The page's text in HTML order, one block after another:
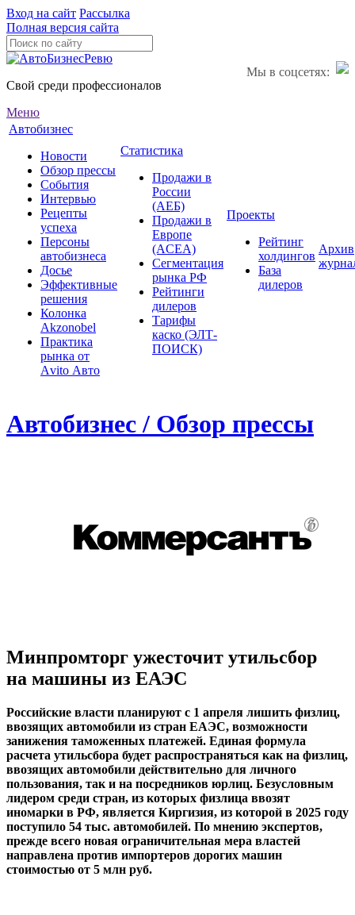
Вход на сайт Рассылка
Полная версия сайта
Мы в соцсетях:
Свой среди профессионалов
Меню
Автобизнес
Новости
Обзор прессы
События
Интервью
Рецепты
успеха
Персоны
автобизнеса
Досье
Эффективные
решения
Колонка
Akzonobel
Практика
рынка от
Аvito Авто
Статистика
Продажи в
России
(АЕБ)
Продажи в
Европе
(ACEA)
Сегментация
рынка РФ
Рейтинги
дилеров
Тарифы
каско (ЭЛТ-
ПОИСК)
Проекты
Рейтинг
холдингов
База
дилеров
Архив
Автобизнес / Обзор прессы
Минпромторг ужесточит утильсбор
на машины из ЕАЭС
Российские власти планируют с 1 апреля лишить физлиц,
ввозящих автомобили из стран ЕАЭС, возможности
занижения таможенных платежей. Единая формула
расчета утильсбора будет распространяться как на физлиц,
ввозящих автомобили действительно для личного
пользования, так и на посредников юрлиц. Безусловным
лидером среди стран, из которых физлица ввозят
иномарки в РФ, является Киргизия, из которой в 2025 году
поступило 54 тыс. автомобилей. По мнению экспертов,
прежде всего новая ограничительная мера властей
направлена против импортеров дорогих машин
стоимостью от 5 млн руб.